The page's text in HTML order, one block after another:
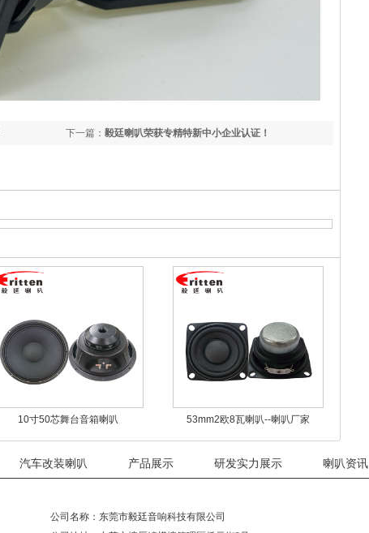
下一篇： 毅廷喇叭荣获专精特新中小企业认证！
10寸50芯舞台音箱喇叭 53mm2欧8瓦喇叭--喇叭厂家
汽车改装喇叭 产品展示 研发实力展示 喇叭资讯
公司名称：东莞市毅廷音响科技有限公司